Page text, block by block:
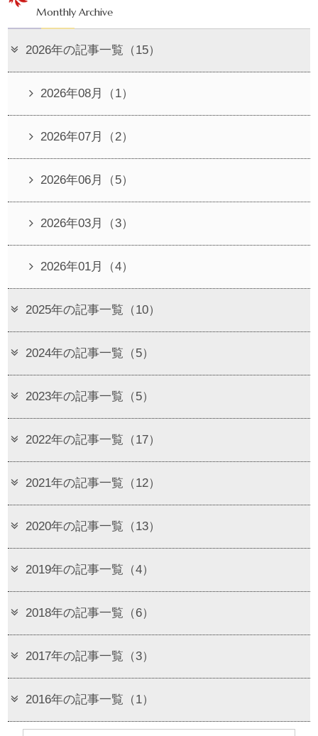
Monthly Archive
2026年の記事一覧（15）
2026年08月（1）
2026年07月（2）
2026年06月（5）
2026年03月（3）
2026年01月（4）
2025年の記事一覧（10）
2024年の記事一覧（5）
2023年の記事一覧（5）
2022年の記事一覧（17）
2021年の記事一覧（12）
2020年の記事一覧（13）
2019年の記事一覧（4）
2018年の記事一覧（6）
2017年の記事一覧（3）
2016年の記事一覧（1）